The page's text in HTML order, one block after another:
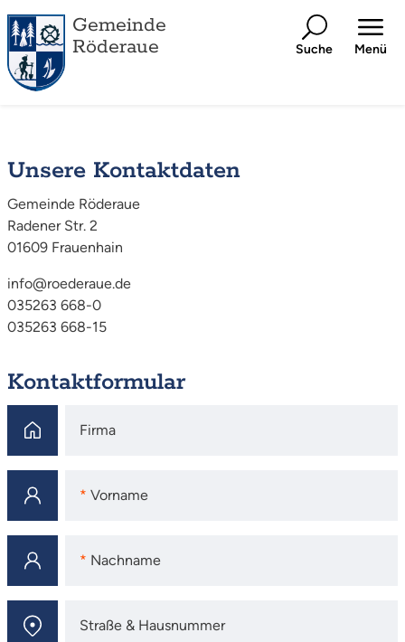
Gemeinde
Röderaue
Suche Menü
Unsere Kontaktdaten
Gemeinde Röderaue
Radener Str. 2
01609 Frauenhain
info@roederaue.de
035263 668-0
035263 668-15
Kontaktformular
Firma Firma
Vorname Vorname
Nachname Nachname
Straße & Hausnummer
Straße & Hausnummer